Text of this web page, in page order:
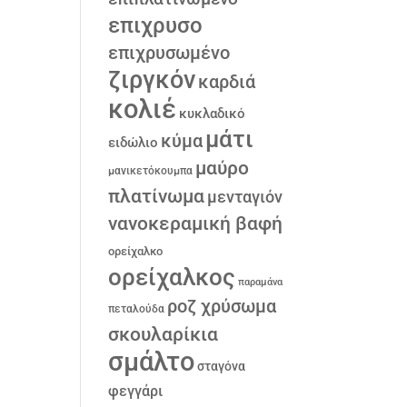
επιχρυσο
επιχρυσωμένο
ζιργκόνκαρδιά
κολιέ κυκλαδικό
ειδώλιο κύμα μάτι
μανικετόκουμπα μαύρο
πλατίνωμαμενταγιόν
νανοκεραμική βαφή
ορείχαλκο
ορείχαλκος παραμάνα
πεταλούδα ροζ χρύσωμα
σκουλαρίκια
σμάλτοσταγόνα
φεγγάρι